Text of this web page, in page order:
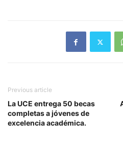
Previous article
La UCE entrega 50 becas
completas a jóvenes de
excelencia académica.